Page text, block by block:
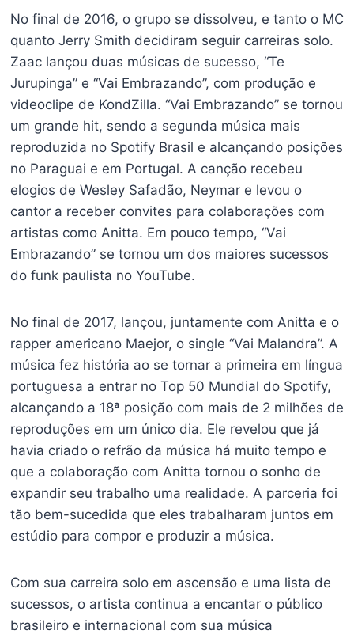
No final de 2016, o grupo se dissolveu, e tanto o MC
quanto Jerry Smith decidiram seguir carreiras solo.
Zaac lançou duas músicas de sucesso, “Te
Jurupinga” e “Vai Embrazando”, com produção e
videoclipe de KondZilla. “Vai Embrazando” se tornou
um grande hit, sendo a segunda música mais
reproduzida no Spotify Brasil e alcançando posições
no Paraguai e em Portugal. A canção recebeu
elogios de Wesley Safadão, Neymar e levou o
cantor a receber convites para colaborações com
artistas como Anitta. Em pouco tempo, “Vai
Embrazando” se tornou um dos maiores sucessos
do funk paulista no YouTube.
No final de 2017, lançou, juntamente com Anitta e o
rapper americano Maejor, o single “Vai Malandra”. A
música fez história ao se tornar a primeira em língua
portuguesa a entrar no Top 50 Mundial do Spotify,
alcançando a 18ª posição com mais de 2 milhões de
reproduções em um único dia. Ele revelou que já
havia criado o refrão da música há muito tempo e
que a colaboração com Anitta tornou o sonho de
expandir seu trabalho uma realidade. A parceria foi
tão bem-sucedida que eles trabalharam juntos em
estúdio para compor e produzir a música.
Com sua carreira solo em ascensão e uma lista de
sucessos, o artista continua a encantar o público
brasileiro e internacional com sua música